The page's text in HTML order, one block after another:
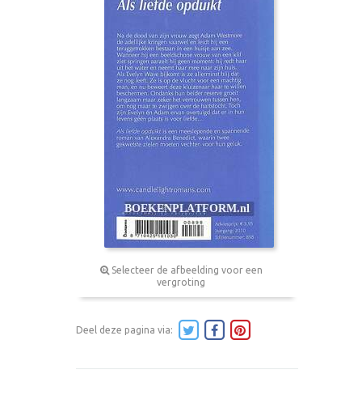
Selecteer de afbeelding voor een
vergroting
Deel deze pagina via: